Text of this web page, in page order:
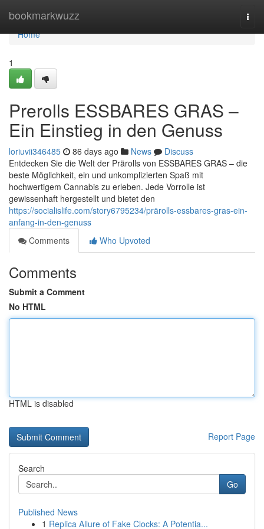
bookmarkwuzz
Home
Home
1
Prerolls ESSBARES GRAS –
Ein Einstieg in den Genuss
loriuvii346485 86 days ago News
Discuss
Entdecken Sie die Welt der Prärolls von ESSBARES GRAS – die
beste Möglichkeit, ein und unkomplizierten Spaß mit
hochwertigem Cannabis zu erleben. Jede Vorrolle ist
gewissenhaft hergestellt und bietet den
https://socialislife.com/story6795234/prärolls-essbares-gras-ein-
anfang-in-den-genuss
Comments
Who Upvoted
Comments
Submit a Comment
No HTML
HTML is disabled
Report Page
Search
Go
Published News
1 Replica Allure of Fake Clocks: A Potentia...